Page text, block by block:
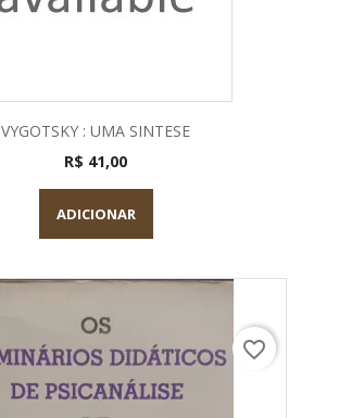
VYGOTSKY : UMA SINTESE
R$ 41,00
ADICIONAR
favorite_border